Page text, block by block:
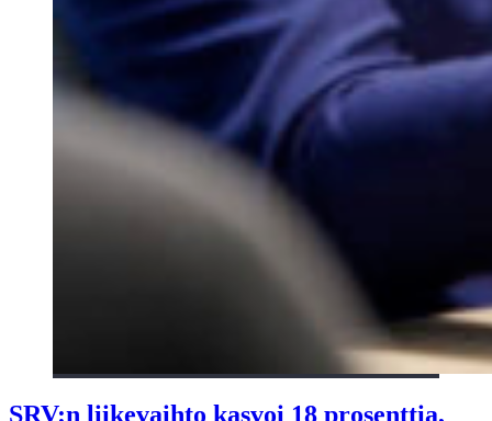
SRV:n liikevaihto kasvoi 18 prosenttia,